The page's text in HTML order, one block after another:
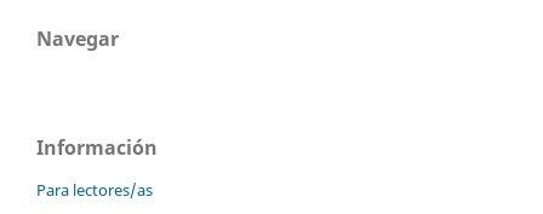
Navegar
Información
Para lectores/as